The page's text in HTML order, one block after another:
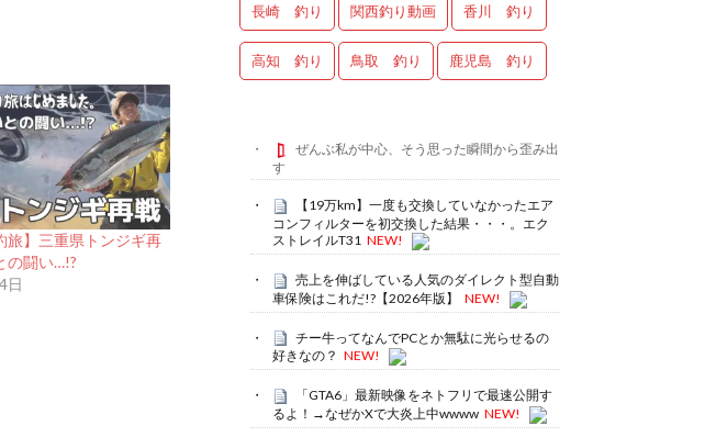
旅】三重県トンジギ再
の闘い…!?
日
長崎 釣り 関西釣り動画 香川 釣り
高知 釣り 鳥取 釣り 鹿児島 釣り
ぜんぶ私が中心、そう思った瞬間から歪み出
す
【19万km】一度も交換していなかったエア
コンフィルターを初交換した結果・・・。エク
ストレイルT31 NEW!
売上を伸ばしている人気のダイレクト型自動
車保険はこれだ!?【2026年版】
NEW!
チー牛ってなんでPCとか無駄に光らせるの
好きなの？ NEW!
「GTA6」最新映像をネトフリで最速公開す
るよ！→なぜかXで大炎上中wwww NEW!